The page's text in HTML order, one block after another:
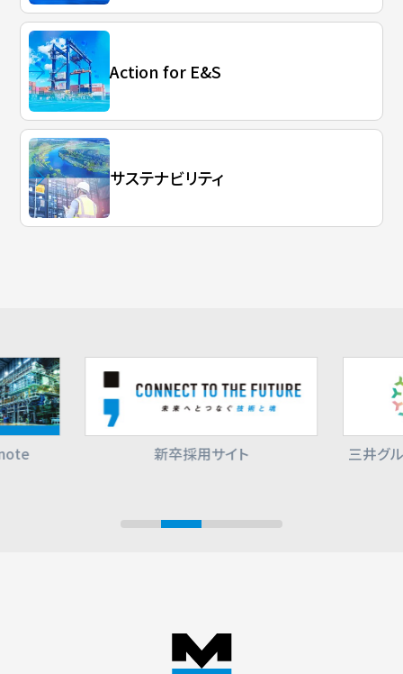
Action for E&S
サステナビリティ
新卒採用サイト 三井グ